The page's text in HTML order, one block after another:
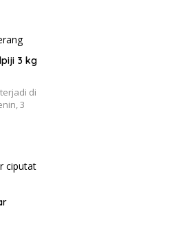
3 kg
di
3